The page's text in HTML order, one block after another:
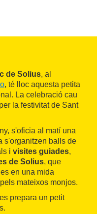
de Solius, al
, té lloc aquesta petita
La celebració cau
la festivitat de Sant
s'oficia al matí una
s'organitzen balls de
i visites guiades,
de Solius, que
en una mida
mateixos monjos.
prepara un petit